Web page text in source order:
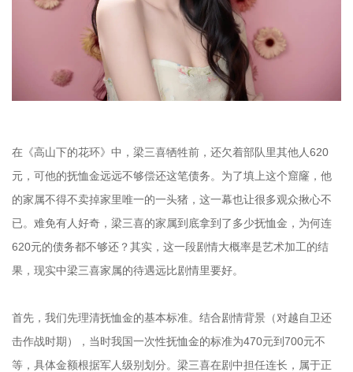
在《高山下的花环》中，梁三喜牺牲前，还欠着部队里其他人620
元，可他的抚恤金远远不够偿还这笔债务。为了填上这个窟窿，他
的家属不得不卖掉家里唯一的一头猪，这一幕也让很多观众揪心不
已。难免有人好奇，梁三喜的家属到底拿到了多少抚恤金，为何连
620元的债务都不够还？其实，这一段剧情大概率是艺术加工的结
果，现实中梁三喜家属的待遇远比剧情里要好。
首先，我们先理清抚恤金的基本标准。结合剧情背景（对越自卫还
击作战时期），当时我国一次性抚恤金的标准为470元到700元不
等，具体金额根据军人级别划分。梁三喜在剧中担任连长，属于正